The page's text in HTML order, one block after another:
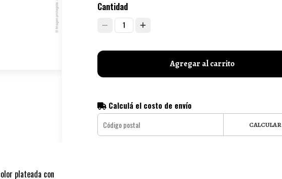
plateada con
Cantidad
1
Agregar al carrito
Calculá el costo de envío
CALCULAR